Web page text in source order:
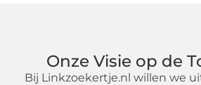
Onze Visie op de
Bij Linkzoekertje.nl willen we